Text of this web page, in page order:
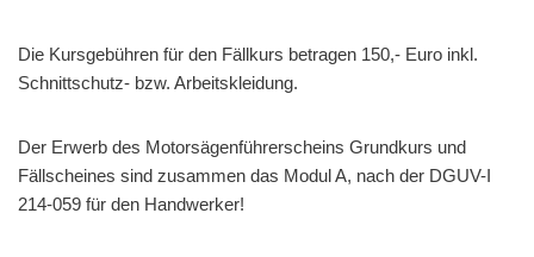
Die Kursgebühren für den Fällkurs betragen 150,- Euro inkl.
Schnittschutz- bzw. Arbeitskleidung.
Der Erwerb des Motorsägenführerscheins Grundkurs und
Fällscheines sind zusammen das Modul A, nach der DGUV-I
214-059 für den Handwerker!